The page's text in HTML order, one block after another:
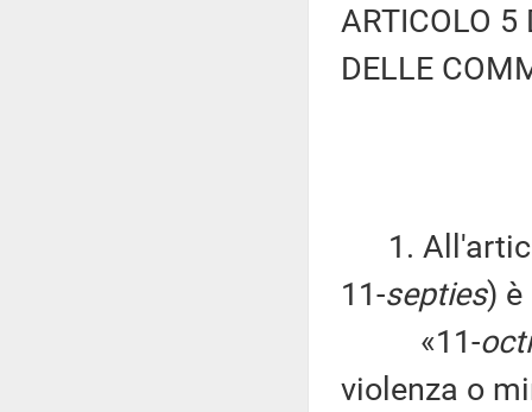
ARTICOLO 5
DELLE
1.
11-septies) è
«11-
violenza o